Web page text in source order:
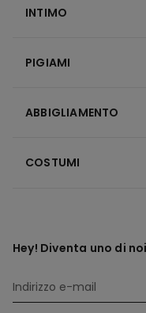
INTIMO
PIGIAMI
ABBIGLIAMENTO
COSTUMI
Hey! Diventa uno di